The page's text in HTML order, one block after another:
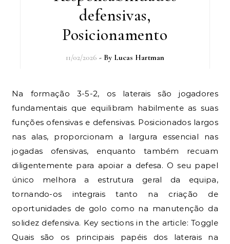
defensivas,
Posicionamento
11/02/2026 - By Lucas Hartman
Na formação 3-5-2, os laterais são jogadores
fundamentais que equilibram habilmente as suas
funções ofensivas e defensivas. Posicionados largos
nas alas, proporcionam a largura essencial nas
jogadas ofensivas, enquanto também recuam
diligentemente para apoiar a defesa. O seu papel
único melhora a estrutura geral da equipa,
tornando-os integrais tanto na criação de
oportunidades de golo como na manutenção da
solidez defensiva. Key sections in the article: Toggle
Quais são os principais papéis dos laterais na